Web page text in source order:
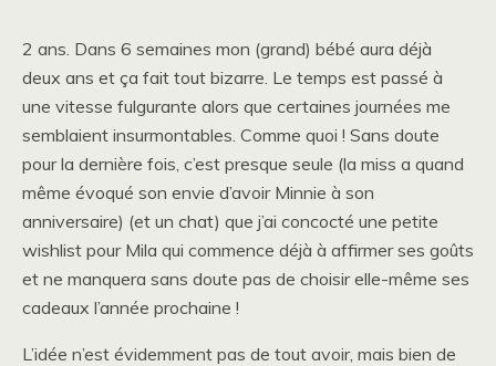
2 ans. Dans 6 semaines mon (grand) bébé aura déjà
deux ans et ça fait tout bizarre. Le temps est passé à
une vitesse fulgurante alors que certaines journées me
semblaient insurmontables. Comme quoi ! Sans doute
pour la dernière fois, c’est presque seule (la miss a quand
même évoqué son envie d’avoir Minnie à son
anniversaire) (et un chat) que j’ai concocté une petite
wishlist pour Mila qui commence déjà à affirmer ses goûts
et ne manquera sans doute pas de choisir elle-même ses
cadeaux l’année prochaine !
L’idée n’est évidemment pas de tout avoir, mais bien de